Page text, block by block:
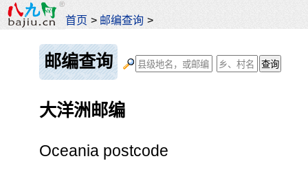
首页 > 邮编查询 >
邮编查询
大洋洲邮编
Oceania postcode